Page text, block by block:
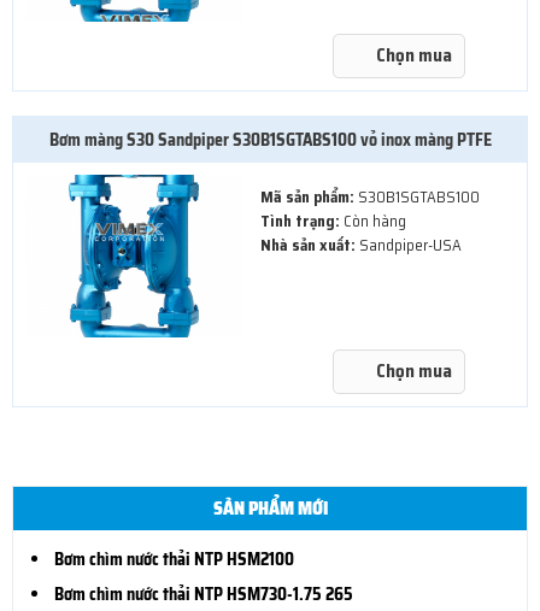
Chọn mua
Bơm màng S30 Sandpiper S30B1SGTABS100 vỏ inox màng PTFE
Mã sản phẩm: S30B1SGTABS100
Tình trạng: Còn hàng
Nhà sản xuất: Sandpiper-USA
Chọn mua
SẢN PHẨM MỚI
Bơm chìm nước thải NTP HSM2100
Bơm chìm nước thải NTP HSM730-1.75 265